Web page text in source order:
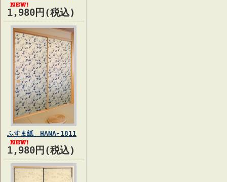
1,980円(税込)
ふすま紙 HANA-1811
1,980円(税込)